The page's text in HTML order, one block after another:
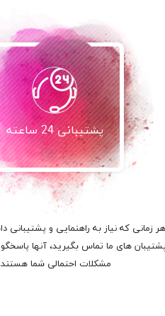
پشتیبانی 24 ساعته
زمانی که نیاز به راهنمایی و پشتیبانی
های ما تماس بگیرید، آنها
مشکلات احتمالی شما هستند.